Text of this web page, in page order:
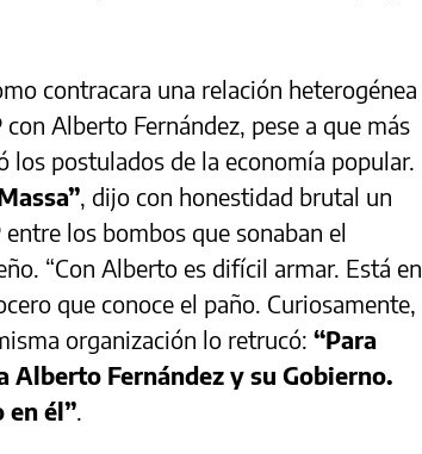
contracara una relación heterogénea
Alberto Fernández, pese a que más
los postulados de la economía popular.
, dijo con honestidad brutal un
los bombos que sonaban el
“Con Alberto es difícil armar. Está en
que conoce el paño. Curiosamente,
organización lo retrucó: “Para
Fernández y su Gobierno.
en él”.